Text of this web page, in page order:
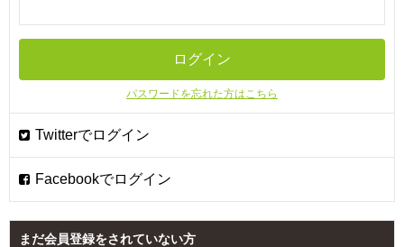
パスワードを忘れた方はこちら
まだ会員登録をされていない方